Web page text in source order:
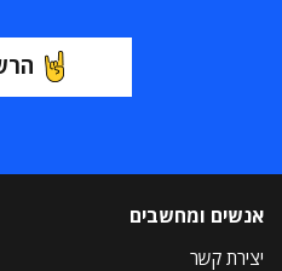
אנשים ומחשבים
יצירת קשר